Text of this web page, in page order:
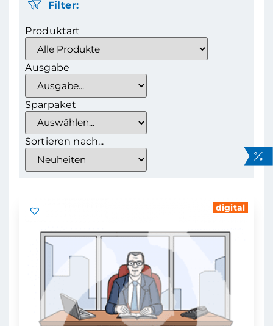
Filter:
Produktart
Ausgabe
Sparpaket
Sortieren nach...
digital